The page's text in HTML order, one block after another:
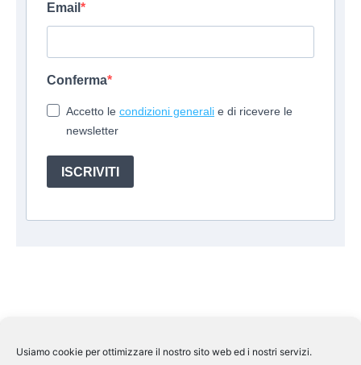
Usiamo cookie per ottimizzare il nostro sito web ed i nostri servizi.
Email
Conferma
Accetto le condizioni generali e di ricevere le
newsletter
ISCRIVITI
Suite Travel byHelkin SrlVia Aurelio Saffi, 10 00015